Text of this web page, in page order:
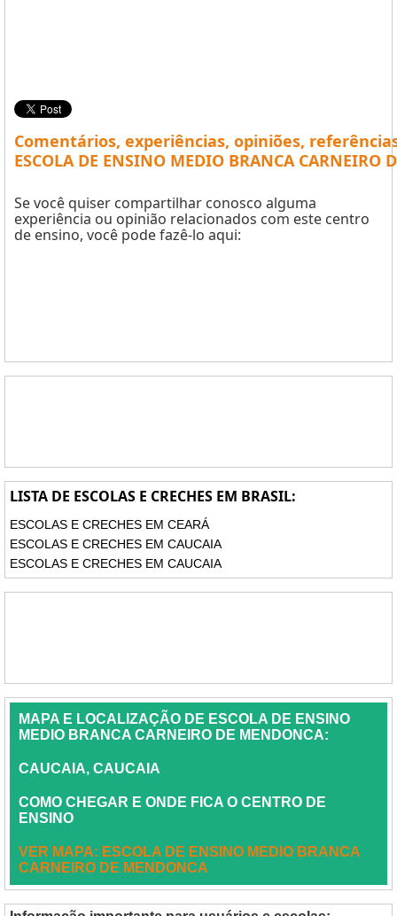
Comentários, experiências, opiniões,
ESCOLA DE ENSINO MEDIO BRANCA CARNEIRO
Se você quiser compartilhar conosco alguma
experiência ou opinião relacionados com este centro
de ensino, você pode fazê-lo aqui:
LISTA DE ESCOLAS E CRECHES EM BRASIL:
ESCOLAS E CRECHES EM CEARÁ
ESCOLAS E CRECHES EM CAUCAIA
ESCOLAS E CRECHES EM CAUCAIA
MAPA E LOCALIZAÇÃO DE ESCOLA DE ENSINO
MEDIO BRANCA CARNEIRO DE MENDONCA:
CAUCAIA, CAUCAIA
COMO CHEGAR E ONDE FICA O CENTRO DE
ENSINO
VER MAPA: ESCOLA DE ENSINO MEDIO BRANCA
CARNEIRO DE MENDONCA